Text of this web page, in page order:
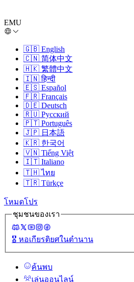
EMU
🇬🇧 English
🇨🇳 简体中文
🇭🇰 繁體中文
🇮🇳 हिन्दी
🇪🇸 Español
🇫🇷 Français
🇩🇪 Deutsch
🇷🇺 Русский
🇵🇹 Português
🇯🇵 日本語
🇰🇷 한국어
🇻🇳 Tiếng Việt
🇮🇹 Italiano
🇹🇭 ไทย
🇹🇷 Türkçe
โหมดโปร
ชุมชนของเรา
🎖️ หอเกียรติยศในตํานาน
ค้นพบ
เล่นออนไลน์